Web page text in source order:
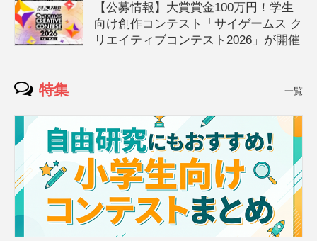
【公募情報】大賞賞金100万円！学生
向け創作コンテスト「サイゲームス ク
リエイティブコンテスト2026」が開催
特集 一覧